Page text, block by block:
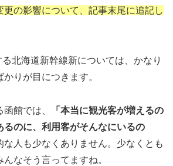
更の影響について、記事末尾に追記し
北海道新幹線新については、かなり
りが目につきます。
館では、
「本当に観光客が増えるの
るのに、利用客がそんなにいるの
な人も少なくありません。少なくとも
なそう言ってますね。